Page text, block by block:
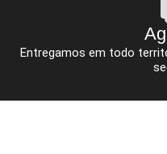
Entregamos em todo